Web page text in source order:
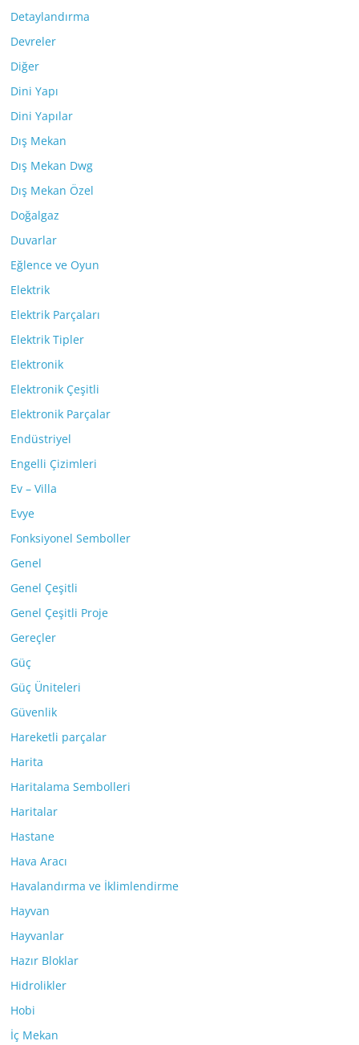
Detaylandırma
Devreler
Diğer
Dini Yapı
Dini Yapılar
Dış Mekan
Dış Mekan Dwg
Dış Mekan Özel
Doğalgaz
Duvarlar
Eğlence ve Oyun
Elektrik
Elektrik Parçaları
Elektrik Tipler
Elektronik
Elektronik Çeşitli
Elektronik Parçalar
Endüstriyel
Engelli Çizimleri
Ev – Villa
Evye
Fonksiyonel Semboller
Genel
Genel Çeşitli
Genel Çeşitli Proje
Gereçler
Güç
Güç Üniteleri
Güvenlik
Hareketli parçalar
Harita
Haritalama Sembolleri
Haritalar
Hastane
Hava Aracı
Havalandırma ve İklimlendirme
Hayvan
Hayvanlar
Hazır Bloklar
Hidrolikler
Hobi
İç Mekan